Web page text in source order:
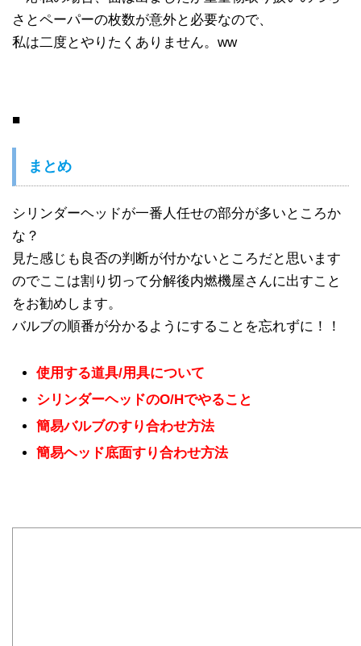
さとペーパーの枚数が意外と必要なので、
私は二度とやりたくありません。ww
■
まとめ
シリンダーヘッドが一番人任せの部分が多いところか
な？
見た感じも良否の判断が付かないところだと思います
のでここは割り切って分解後内燃機屋さんに出すこと
をお勧めします。
バルブの順番が分かるようにすることを忘れずに！！
使用する道具/用具について
シリンダーヘッドのO/Hでやること
簡易バルブのすり合わせ方法
簡易ヘッド底面すり合わせ方法